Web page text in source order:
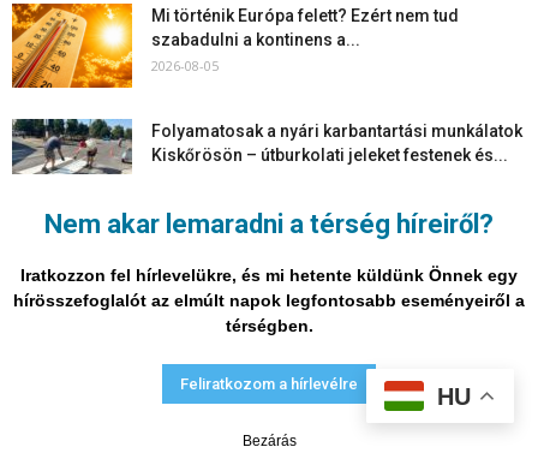
Nem akar lemaradni a térség híreiről?
Iratkozzon fel hírlevelükre, és mi hetente küldünk Önnek egy
hírösszefoglalót az elmúlt napok legfontosabb eseményeiről a
térségben.
Feliratkozom a hírlevélre
Bezárás
Mi történik Európa felett? Ezért nem tud
szabadulni a kontinens a...
2026-08-05
Folyamatosak a nyári karbantartási munkálatok
Kiskőrösön – útburkolati jeleket festenek és...
Bács-Kiskun útjain –...
2026-08-04
Adatvédelmi nyilatkozat Médiaajánlat Impresszum
HU